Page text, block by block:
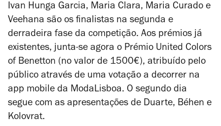
Ivan Hunga Garcia, Maria Clara, Maria Curado e
Veehana são os finalistas na segunda e
derradeira fase da competição. Aos prémios já
existentes, junta-se agora o Prémio United Colors
of Benetton (no valor de 1500€), atribuído pelo
público através de uma votação a decorrer na
app mobile da ModaLisboa. O segundo dia
segue com as apresentações de Duarte, Béhen e
Kolovrat.